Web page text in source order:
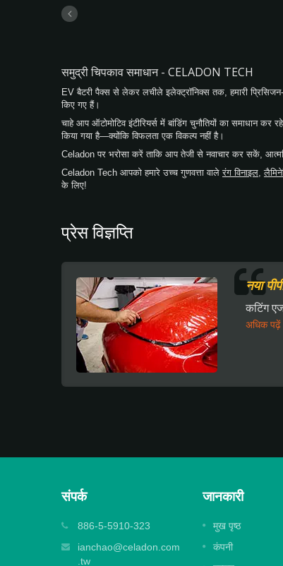
समुद्री चिपकाव समाधान - CELADON TECH
EV बैटरी पैक्स से लेकर लचीले इलेक्ट्रॉनिक्स तक, हमारी
किए गए हैं।
चाहे आप ऑटोमोटिव इंटीरियर्स में बांडिंग चुनौतियों का समाधान
किया गया है—क्योंकि विफलता एक विकल्प नहीं है।
Celadon पर भरोसा करें ताकि आप तेजी से नवाचार कर सकें,
Celadon Tech आपको हमारे उच्च गुणवत्ता वालेरंग विनाइल,
के लिए!
प्रेस विज्ञप्ति
नया
कटिंग
अधिक पढ़ें
संपर्क
886-5-5910-323
ianchao@celadon.com
.tw
जानकारी
मुख पृष्ठ
कंपनी
एम्बॉस्ड लैमिनेट फिल्म
बड़े और मध्यम आकार के डिजिटल प्रिंट को